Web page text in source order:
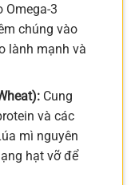
Omega-3
chúng vào
lành mạnh và
Cung
và các
mì nguyên
hạt vỡ để